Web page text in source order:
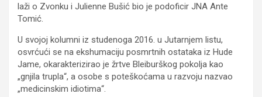
laži o Zvonku i Julienne Bušić bio je podoficir JNA Ante
Tomić.
U svojoj kolumni iz studenoga 2016. u Jutarnjem listu,
osvrćući se na ekshumaciju posmrtnih ostataka iz Hude
Jame, okarakterizirao je žrtve Bleiburškog pokolja kao
„gnjila trupla“, a osobe s poteškoćama u razvoju nazvao
„medicinskim idiotima“.